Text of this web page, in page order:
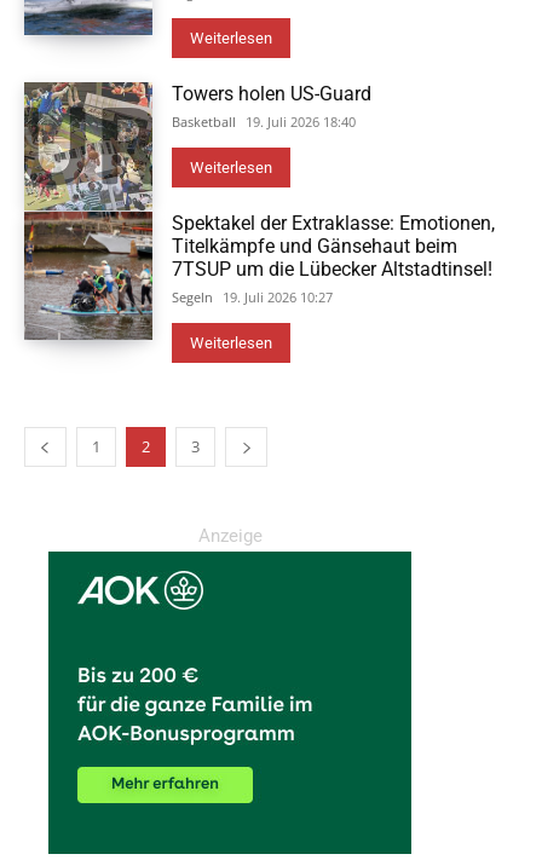
Weiterlesen
Towers holen US-Guard
Basketball 19. Juli 2026 18:40
Weiterlesen
Spektakel der Extraklasse: Emotionen,
Titelkämpfe und Gänsehaut beim
7TSUP um die Lübecker Altstadtinsel!
Segeln 19. Juli 2026 10:27
Weiterlesen
1 2 3
Anzeige